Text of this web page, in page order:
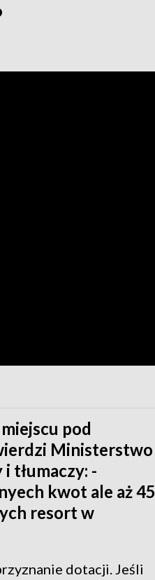
pod
Ministerstwo
tłumaczy: -
kwot ale aż 45
resort w
dotacji. Jeśli